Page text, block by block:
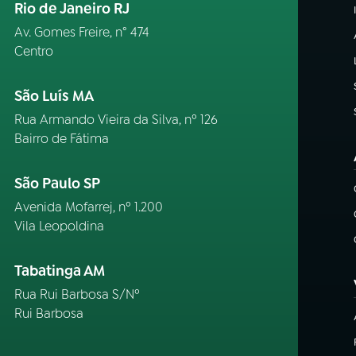
Rio de Janeiro RJ
Av. Gomes Freire, n° 474
Centro
São Luís MA
Rua Armando Vieira da Silva, nº 126
Bairro de Fátima
São Paulo SP
Avenida Mofarrej, nº 1.200
Vila Leopoldina
Tabatinga AM
Rua Rui Barbosa S/Nº
Rui Barbosa